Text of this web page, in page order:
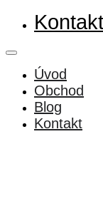
Kontakt
Úvod
Obchod
Blog
Kontakt